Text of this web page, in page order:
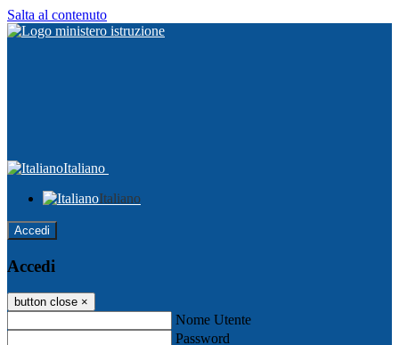
Salta al contenuto
Italiano
Italiano
Accedi
Accedi
button close ×
Nome Utente
Password